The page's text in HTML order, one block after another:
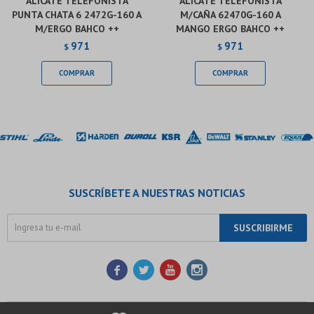
PUNTA CHATA 6 2472G-160 A
M/ERGO BAHCO ++
$ 971
M/CAÑA 62470G-160 A
MANGO ERGO BAHCO ++
$ 971
SUSCRÍBETE A NUESTRAS NOTICIAS
SUSCRIBIRME
   